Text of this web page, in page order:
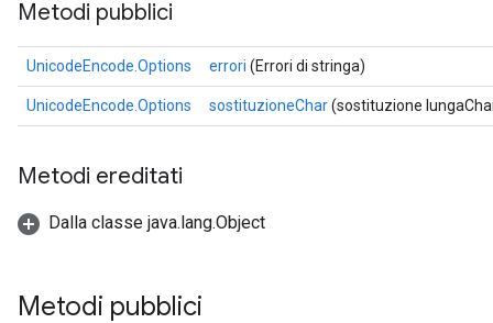
Metodi pubblici
UnicodeEncode.Options errori (Errori di stringa)
UnicodeEncode.Options sostituzioneChar(sostituzione
Metodi ereditati
Dalla classe java.lang.Object
Metodi pubblici